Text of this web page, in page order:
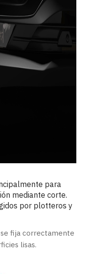
para
mediante corte.
por plotteros y
se fija correctamente
lisas.